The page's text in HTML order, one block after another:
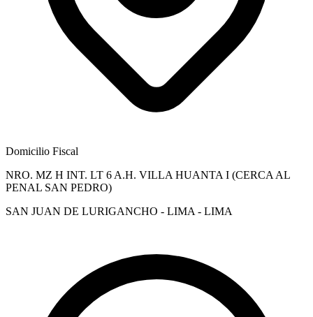
Domicilio Fiscal
NRO. MZ H INT. LT 6 A.H. VILLA HUANTA I (CERCA AL
PENAL SAN PEDRO)
SAN JUAN DE LURIGANCHO - LIMA - LIMA